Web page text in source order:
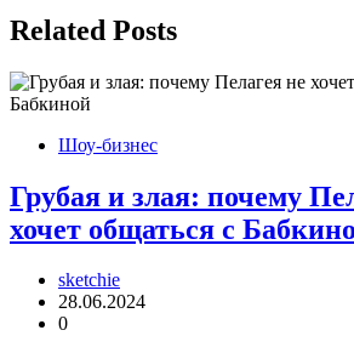
Related Posts
Шоу-бизнес
Грубая и злая: почему
хочет общаться с
sketchie
28.06.2024
0